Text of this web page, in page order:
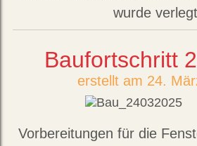
wurde
Baufortschritt
erstellt am 24.
Vorbereitungen für die